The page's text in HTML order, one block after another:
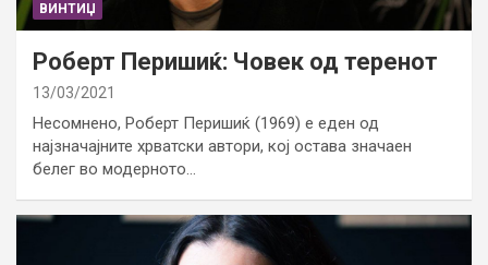
ВИНТИЏ
Роберт Перишиќ: Човек од теренот
13/03/2021
Несомнено, Роберт Перишиќ (1969) е еден од
најзначајните хрватски автори, кој остава значаен
белег во модерното…